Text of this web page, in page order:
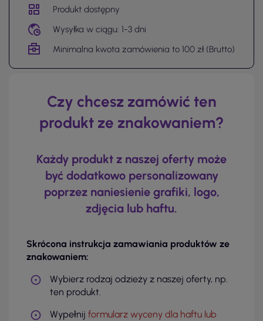
Produkt dostępny
Wysyłka w ciągu: 1-3 dni
Minimalna kwota zamówienia to 100 zł (Brutto)
Czy chcesz zamówić ten
produkt ze znakowaniem?
Każdy produkt z naszej oferty może
być dodatkowo personalizowany
poprzez naniesienie grafiki, logo,
zdjęcia lub haftu.
Skrócona instrukcja zamawiania produktów ze
znakowaniem:
Wybierz rodzaj odzieży z naszej oferty, np.
ten produkt.
Wypełnij formularz wyceny dla haftu lub